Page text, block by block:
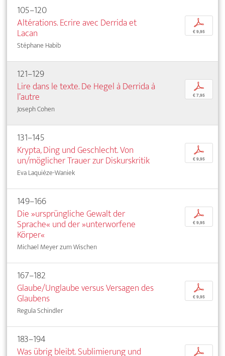
105–120
Altérations. Ecrire avec Derrida et
Lacan
Stéphane Habib
p
€ 9,95
121–129
Lire dans le texte. De Hegel à Derrida à
l’autre
Joseph Cohen
p
€ 7,95
131–145
Krypta, Ding und Geschlecht. Von
un/möglicher Trauer zur Diskurskritik
Eva Laquièze-Waniek
p
€ 9,95
149–166
Die »ursprüngliche Gewalt der
Sprache« und der »unterworfene
Körper«
Michael Meyer zum Wischen
p
€ 9,95
167–182
Glaube/Unglaube versus Versagen des
Glaubens
Regula Schindler
p
€ 9,95
183–194
Was übrig bleibt. Sublimierung und
p